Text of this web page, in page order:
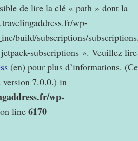
de lire la clé « path » dont la
wp-
build/subscriptions/
subscriptions ». Veuillez lire
(en) pour plus d’informations. (Ce
version 7.0.0.) in
wp-
on line 6170